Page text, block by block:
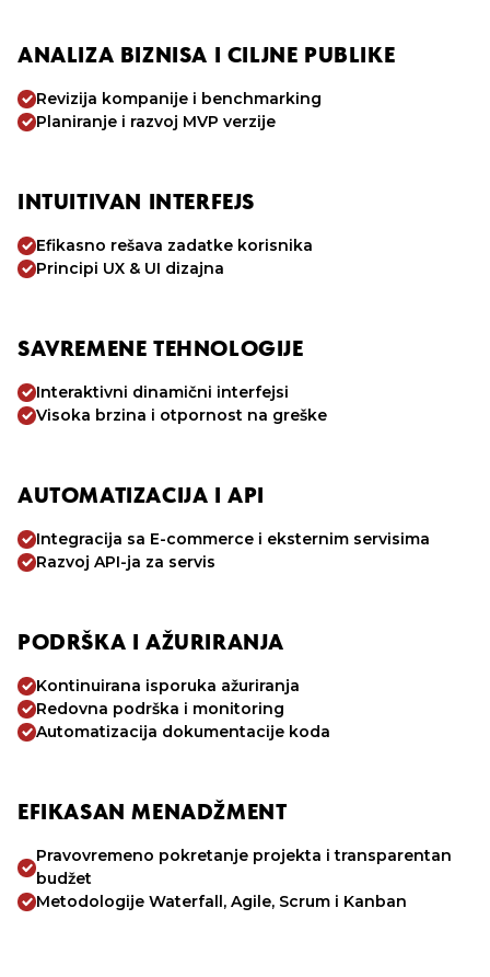
ANALIZA BIZNISA I CILJNE PUBLIKE
Revizija kompanije i benchmarking
Planiranje i razvoj MVP verzije
INTUITIVAN INTERFEJS
Efikasno rešava zadatke korisnika
Principi UX & UI dizajna
SAVREMENE TEHNOLOGIJE
Interaktivni dinamični interfejsi
Visoka brzina i otpornost na greške
AUTOMATIZACIJA I API
Integracija sa E-commerce i eksternim servisima
Razvoj API-ja za servis
PODRŠKA I AŽURIRANJA
Kontinuirana isporuka ažuriranja
Redovna podrška i monitoring
Automatizacija dokumentacije koda
EFIKASAN MENADŽMENT
Pravovremeno pokretanje projekta i transparentan
budžet
Metodologije Waterfall, Agile, Scrum i Kanban